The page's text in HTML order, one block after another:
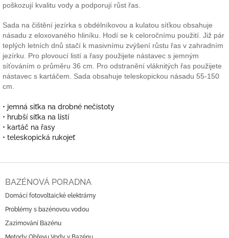
poškozují kvalitu vody a podporují růst řas.
Sada na čištění jezírka s obdélníkovou a kulatou síťkou obsahuje
násadu z eloxovaného hliníku. Hodí se k celoročnímu použití. Již pár
teplých letních dnů stačí k masivnímu zvýšení růstu řas v zahradním
jezírku. Pro plovoucí listí a řasy použijete nástavec s jemným
síťováním o průměru 36 cm. Pro odstranění vláknitých řas použijete
nástavec s kartáčem. Sada obsahuje teleskopickou násadu 55-150
cm.
• jemná síťka na drobné nečistoty
• hrubší síťka na listí
• kartáč na řasy
• teleskopická rukojeť
BAZÉNOVÁ PORADNA
Domácí fotovoltaické elektrárny
Problémy s bazénovou vodou
Zazimování Bazénu